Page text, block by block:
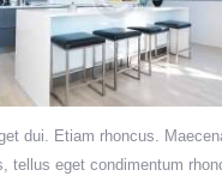
dui. Etiam rhoncus.
tellus eget condimentum